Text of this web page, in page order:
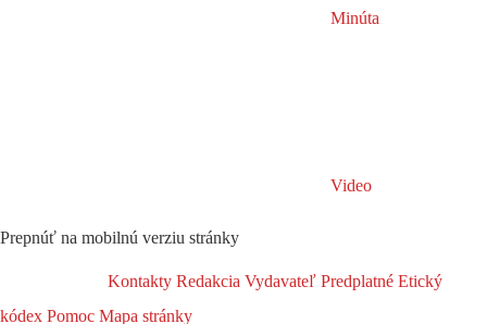
Minúta
Video
Prepnúť na mobilnú verziu stránky
Kontakty Redakcia Vydavateľ Predplatné Etický
kódex Pomoc Mapa stránky